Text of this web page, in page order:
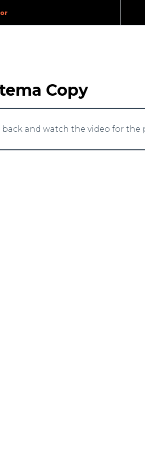
Copy
back and watch the video for the